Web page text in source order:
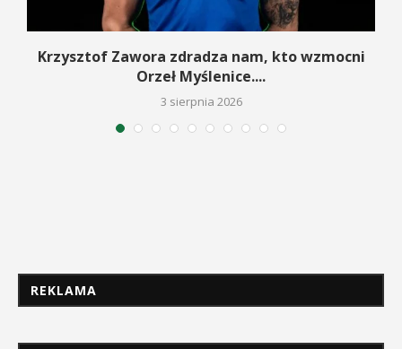
Krzysztof Zawora zdradza nam, kto wzmocni
Orzeł Myślenice....
3 sierpnia 2026
REKLAMA